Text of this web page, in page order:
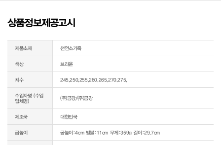
상품정보제공고시
제품소재 천연소가죽
색상 브라운
치수 245,250,255,260,265,270,275,
수입자명 (수입
업체명)
(주)금강/(주)금강
제조국 대한민국
굽높이 굽높이:4cm 발볼:11cm 무게:359g 길이:29.7cm